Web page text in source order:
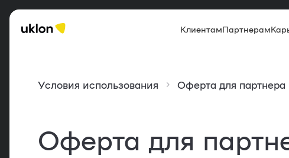
КлиентамПартнерам
Условия использования Оферта для партнера
Оферта для